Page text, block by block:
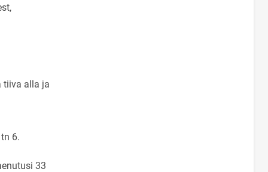
tiiva alla ja
6.
33